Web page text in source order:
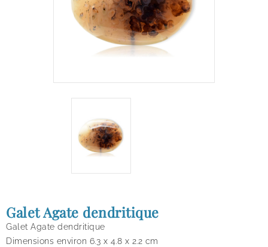
Galet Agate dendritique
Galet Agate dendritique
Dimensions environ 6.3 x 4.8 x 2.2 cm